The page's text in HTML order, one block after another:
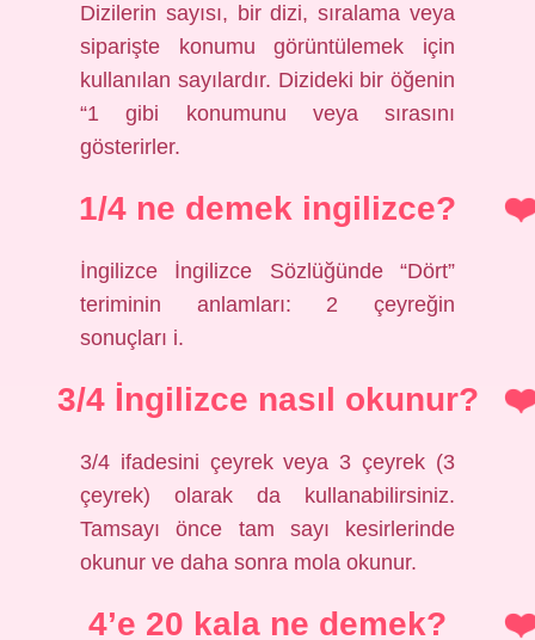
Dizilerin sayısı, bir dizi, sıralama veya
siparişte konumu görüntülemek için
kullanılan sayılardır. Dizideki bir öğenin
“1 gibi konumunu veya sırasını
gösterirler.
1/4 ne demek ingilizce?
İngilizce İngilizce Sözlüğünde “Dört”
teriminin anlamları: 2 çeyreğin
sonuçları i.
3/4 İngilizce nasıl okunur?
3/4 ifadesini çeyrek veya 3 çeyrek (3
çeyrek) olarak da kullanabilirsiniz.
Tamsayı önce tam sayı kesirlerinde
okunur ve daha sonra mola okunur.
4’e 20 kala ne demek?